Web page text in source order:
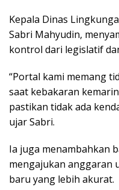
Kepala Dinas
Sabri Mahyudin,
kontrol dari legislatif
“Portal kami memang
saat kebakaran
pastikan tidak ada
ujar Sabri.
Ia juga menambahkan
mengajukan anggaran
baru yang lebih akurat.